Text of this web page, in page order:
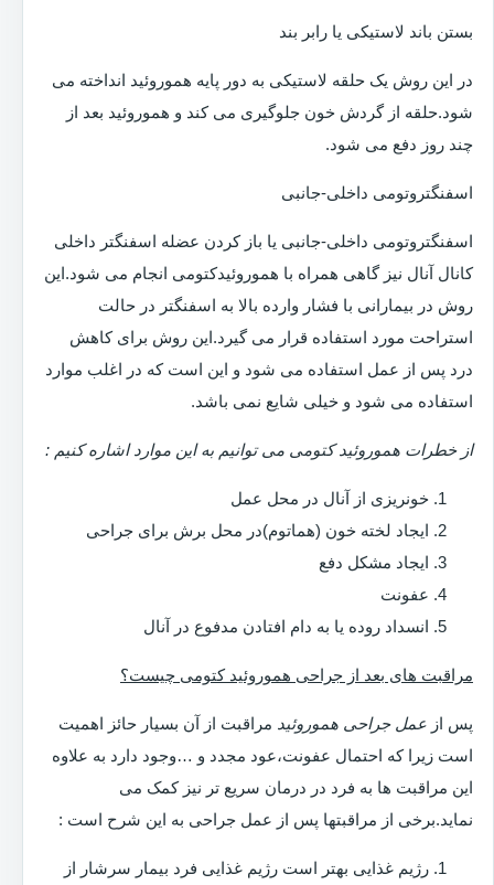
بستن باند لاستیکی یا رابر بند
در این روش یک حلقه لاستیکی به دور پایه هموروئید انداخته می
شود.حلقه از گردش خون جلوگیری می کند و هموروئید بعد از
چند روز دفع می شود.
اسفنگتروتومی داخلی-جانبی
اسفنگتروتومی داخلی-جانبی یا باز کردن عضله اسفنگتر داخلی
کانال آنال نیز گاهی همراه با هموروئیدکتومی انجام می شود.این
روش در بیمارانی با فشار وارده بالا به اسفنگتر در حالت
استراحت مورد استفاده قرار می گیرد.این روش برای کاهش
درد پس از عمل استفاده می شود و این است که در اغلب موارد
استفاده می شود و خیلی شایع نمی باشد.
از خطرات هموروئید کتومی می توانیم به این موارد اشاره کنیم :
خونریزی از آنال در محل عمل
ایجاد لخته خون (هماتوم)در محل برش برای جراحی
ایجاد مشکل دفع
عفونت
انسداد روده یا به دام افتادن مدفوع در آنال
مراقبت های بعد از جراحی هموروئید کتومی چیست؟
پس از عمل جراحی هموروئید مراقبت از آن بسیار حائز اهمیت
است زیرا که احتمال عفونت،عود مجدد و …وجود دارد به علاوه
این مراقبت ها به فرد در درمان سریع تر نیز کمک می
نماید.برخی از مراقبتها پس از عمل جراحی به این شرح است :
رژیم غذایی بهتر است رژیم غذایی فرد بیمار سرشار از